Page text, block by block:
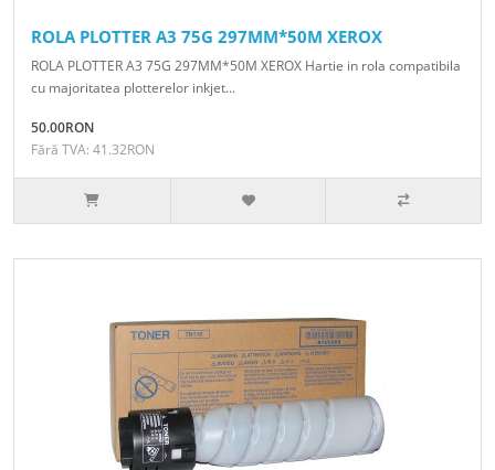
ROLA PLOTTER A3 75G 297MM*50M XEROX
ROLA PLOTTER A3 75G 297MM*50M XEROX Hartie in rola compatibila
cu majoritatea plotterelor inkjet...
50.00RON
Fără TVA: 41.32RON